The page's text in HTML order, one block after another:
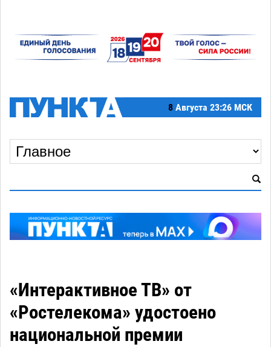
8 Августа 23:26 МСК
«Интерактивное ТВ» от
«Ростелекома» удостоено
национальной премии